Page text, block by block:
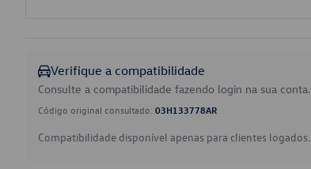
Verifique a compatibilidade
Consulte a compatibilidade fazendo login na sua conta.
Código original consultado: 03H133778AR
Compatibilidade disponível apenas para clientes logados.